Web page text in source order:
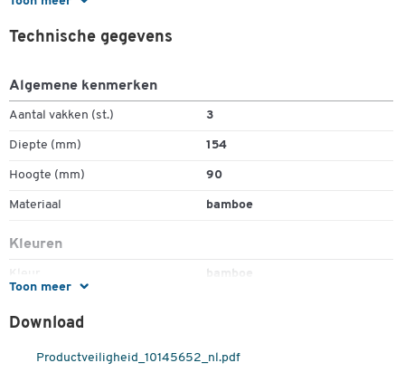
Uitzonderlijke bureautoebehoren
Bamboe als ecologisch, natuurlijk materiaal
Modern, trendy design
paperclips.
Veel opslagmogelijkheden
Afmetingen: B 123 x D 154 x H 90 mm.
Toon meer
Technische gegevens
Algemene kenmerken
Aantal vakken (st.) 3
Diepte (mm) 154
Hoogte (mm) 90
Materiaal bamboe
Kleuren
Kleur bamboe
Afmetingen
Download
Productveiligheid_10145652_nl.pdf